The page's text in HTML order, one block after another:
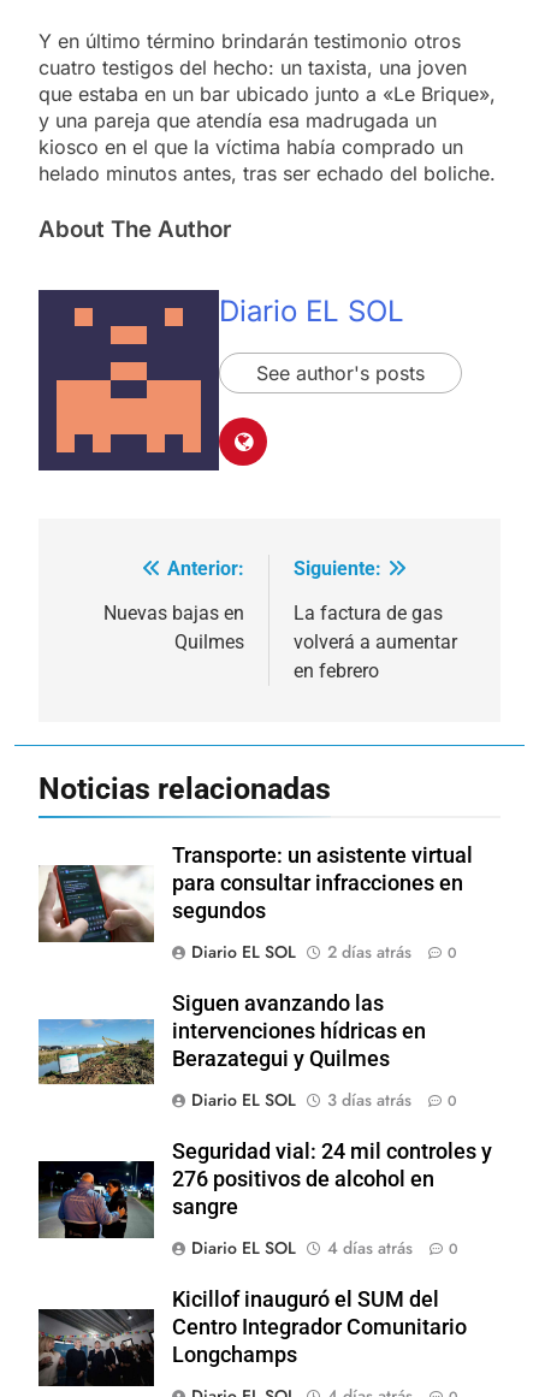
Y en último término brindarán testimonio otros
cuatro testigos del hecho: un taxista, una joven
que estaba en un bar ubicado junto a «Le Brique»,
y una pareja que atendía esa madrugada un
kiosco en el que la víctima había comprado un
helado minutos antes, tras ser echado del boliche.
About The Author
Diario EL SOL
See author's posts
Navegación
Anterior:
Nuevas bajas en
Quilmes
Siguiente:
La factura de gas
volverá a aumentar
en febrero
Noticias relacionadas
Transporte: un asistente virtual
para consultar infracciones en
segundos
Diario EL SOL
2 días atrás 0
Siguen avanzando las
intervenciones hídricas en
Berazategui y Quilmes
Diario EL SOL
3 días atrás 0
Seguridad vial: 24 mil controles y
276 positivos de alcohol en
sangre
Diario EL SOL
4 días atrás 0
Kicillof inauguró el SUM del
Centro Integrador Comunitario
Longchamps